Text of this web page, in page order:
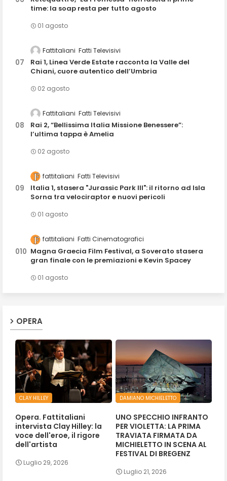
time: la soap resta per tutto agosto
01 agosto
Fattitaliani Fatti Televisivi
Rai 1, Linea Verde Estate racconta la Valle del
Chiani, cuore autentico dell’Umbria
02 agosto
Fattitaliani Fatti Televisivi
Rai 2, “Bellissima Italia Missione Benessere”:
l’ultima tappa è Amelia
02 agosto
fattitaliani Fatti Televisivi
Italia 1, stasera "Jurassic Park III": il ritorno ad Isla
Sorna tra velociraptor e nuovi pericoli
01 agosto
fattitaliani Fatti Cinematografici
Magna Graecia Film Festival, a Soverato stasera
gran finale con le premiazioni e Kevin Spacey
01 agosto
OPERA
CLAY HILLEY
Opera. Fattitaliani
intervista Clay Hilley: la
voce dell'eroe, il rigore
dell'artista
Luglio 29, 2026
DAMIANO MICHIELETTO
UNO SPECCHIO INFRANTO
PER VIOLETTA: LA PRIMA
TRAVIATA FIRMATA DA
MICHIELETTO IN SCENA AL
FESTIVAL DI BREGENZ
Luglio 21, 2026